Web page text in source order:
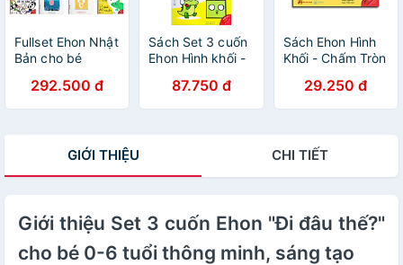
Fullset Ehon Nhật
Bản cho bé
tạo: Ehon Điều Kỳ
Diệu Của Hình
Thanh + Điều Kỳ
Bộ Sách Phát
Triển Trí Tuệ &
Kích Thích Thị
292.500 đ
Sách Set 3 cuốn
Ehon Hình khối -
thông minh và
sáng tạo
87.750 đ
Sách Ehon Hình
Khối - Chấm Tròn
29.250 đ
GIỚI THIỆU CHI TIẾT
Giới thiệu Set 3 cuốn Ehon "Đi đâu thế?"
cho bé 0-6 tuổi thông minh, sáng tạo